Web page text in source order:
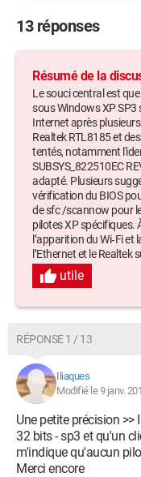
Installer à partir d'une
suivant
Parcourir
Va dans tes documents
Va dans le dossier du
14.8.0.5a
Sélectionne le dossier
Jusque là tout s'est
il m'a été indiqué :
"Cannot install this
because the wizard
Pour information, le
23C0B1C&0&18F0
Par avance, merci
13 réponses
Résumé de la
Le souci central est
sous Windows XP SP3
Internet après
Realtek RTL8185 et
tentés, notamment
SUBSYS_822510EC
adapté. Plusieurs
vérification du BIOS
de sfc /scannow pour
pilotes XP spécifiques.
l’apparition du Wi‑Fi
l’Ethernet et le
utile
RÉPONSE 1 / 13
Iliaques
Modifié le 9 janv.
Une petite précision
32 bits - sp3 et qu'un
m'indique qu'aucun
Merci encore